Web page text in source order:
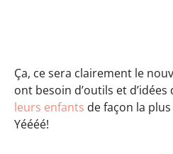
Ça, ce sera clairement le
ont besoin d’outils et d’idées
leurs enfants de façon la
Yéééé!